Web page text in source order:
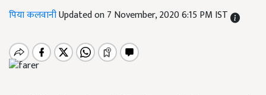
पिया कलवानीUpdated on 7 November, 2020 6:15 PM IST